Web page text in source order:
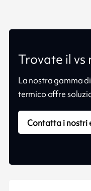
Trovate il
La nostra gamma
termico offre
Contatta i nostri